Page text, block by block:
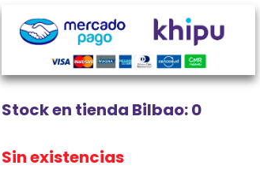
Stock en tienda Bilbao: 0
Sin existencias